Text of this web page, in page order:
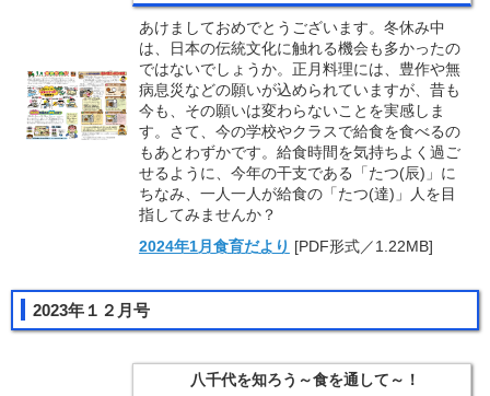
あけましておめでとうございます。冬休み中
は、日本の伝統文化に触れる機会も多かったの
ではないでしょうか。正月料理には、豊作や無
病息災などの願いが込められていますが、昔も
今も、その願いは変わらないことを実感しま
す。さて、今の学校やクラスで給食を食べるの
もあとわずかです。給食時間を気持ちよく過ご
せるように、今年の干支である「たつ(辰)」に
ちなみ、一人一人が給食の「たつ(達)」人を目
指してみませんか？
2024年1月食育だより [PDF形式／1.22MB]
2023年１２月号
八千代を知ろう～食を通して～！